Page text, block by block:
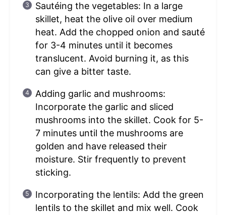
Sautéing the vegetables: In a large
skillet, heat the olive oil over medium
heat. Add the chopped onion and sauté
for 3-4 minutes until it becomes
translucent. Avoid burning it, as this
can give a bitter taste.
Adding garlic and mushrooms:
Incorporate the garlic and sliced
mushrooms into the skillet. Cook for 5-
7 minutes until the mushrooms are
golden and have released their
moisture. Stir frequently to prevent
sticking.
Incorporating the lentils: Add the green
lentils to the skillet and mix well. Cook